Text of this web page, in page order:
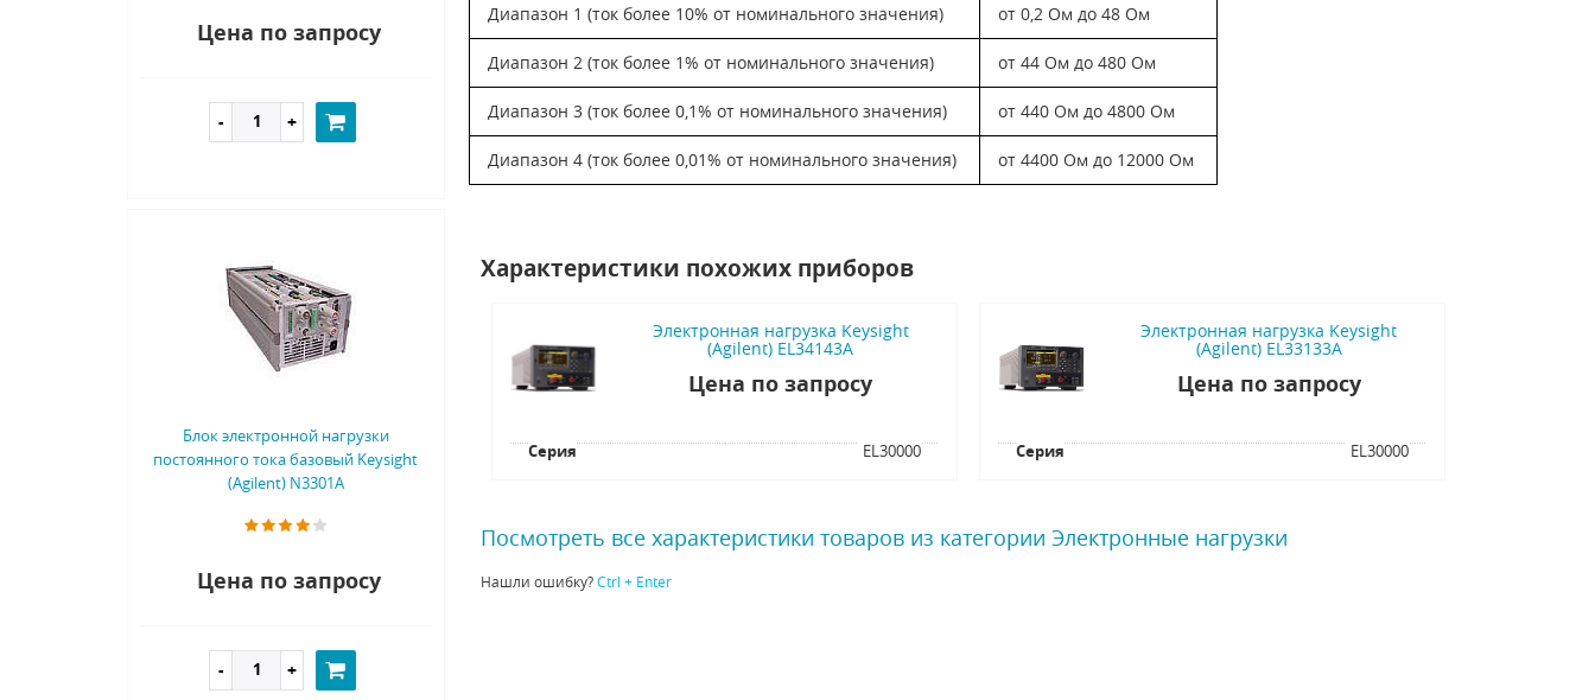
Цена по запросу
Блок электронной нагрузки
постоянного тока базовый Keysight
(Agilent) N3301A
Цена по запросу
Диапазон 1 (ток более 10% от номинального значения) от 0,2 Ом до 48 Ом
Диапазон 2 (ток более 1% от номинального значения) от 44 Ом до 480 Ом
Диапазон 3 (ток более 0,1% от номинального значения) от 440 Ом до 4800 Ом
Диапазон 4 (ток более 0,01% от номинального значения) от 4400 Ом до 12000 Ом
Характеристики похожих приборов
Электронная нагрузка Keysight
(Agilent) EL34143A
Цена по запросу
Серия EL30000
Электронная нагрузка Keysight
(Agilent) EL33133A
Цена по запросу
Серия EL30000
Посмотреть все характеристики товаров из категории Электронные нагрузки
Нашли ошибку?Ctrl + Enter